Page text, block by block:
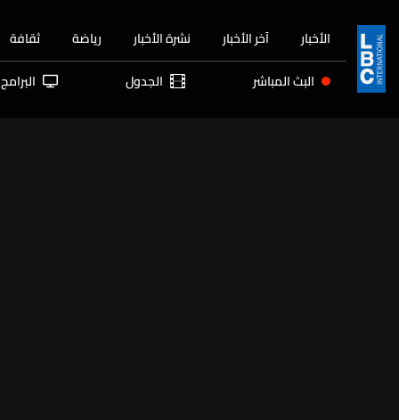
الأخبار آخر الأخبار نشرة الأخبار رياضة ثقافة
البث المباشر الجدول البرامج